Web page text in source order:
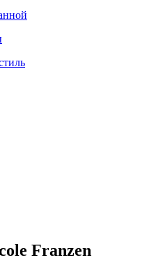
Franzen